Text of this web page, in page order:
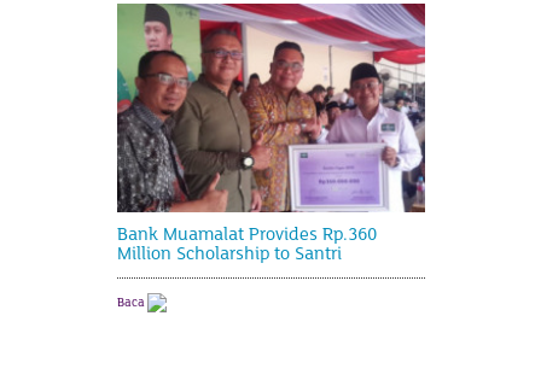
Bank Muamalat Provides Rp.360
Million Scholarship to Santri
Baca